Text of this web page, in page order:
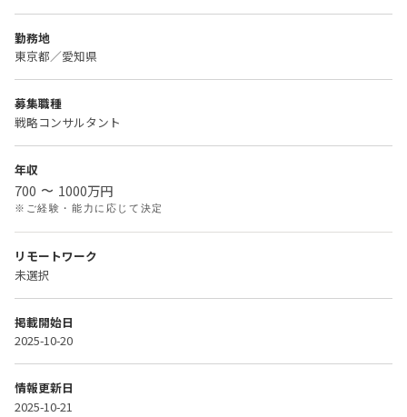
勤務地
東京都／愛知県
募集職種
戦略コンサルタント
年収
700 〜 1000万円
※ご経験・能力に応じて決定
リモートワーク
未選択
掲載開始日
2025-10-20
情報更新日
2025-10-21